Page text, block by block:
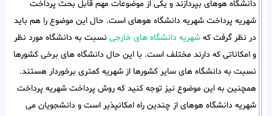
دانشگاه هوهای بپردازند و یکی از موضوعات مهم قابل بحث پرداخت
شهریه پرداخت شهریه دانشگاه هوهای است. حال این موضوع را هم باید
در نظر گرفت که شهریه دانشگاه های خارجی نسبت به دانشگاه مورد نظر
و امکاناتی که دارند مختلف است. با این حال دانشگاه های برخی کشورها
نسبت به دانشگاه های سایر کشورها از شهریه کمتری برخوردار هستند.
همچنین به این موضوع نیز توجه کنید که روش پرداخت شهریه پرداخت
شهریه دانشگاه هوهای از چندین راه امکانپذیر است و دانشجویان می